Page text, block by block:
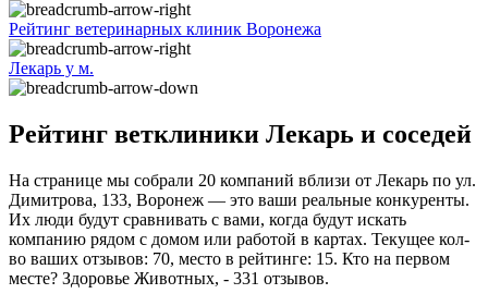
Рейтинг ветеринарных клиник Воронежа
Лекарь у м.
Рейтинг ветклиники Лекарь и соседей
На странице мы собрали 20 компаний вблизи от Лекарь по ул.
Димитрова, 133, Воронеж — это ваши реальные конкуренты.
Их люди будут сравнивать с вами, когда будут искать
компанию рядом с домом или работой в картах. Текущее кол-
во ваших отзывов: 70, место в рейтинге: 15. Кто на первом
месте? Здоровье Животных, - 331 отзывов.